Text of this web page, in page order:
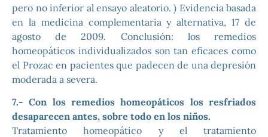
pero no inferior al ensayo aleatorio. ) Evidencia basada
en la medicina complementaria y alternativa, 17 de
agosto de 2009. Conclusión: los remedios
homeopáticos individualizados son tan eficaces como
el Prozac en pacientes que padecen de una depresión
moderada a severa.
7.- Con los remedios homeopáticos los resfriados
desaparecen antes, sobre todo en los niños.
Tratamiento homeopático y el tratamiento